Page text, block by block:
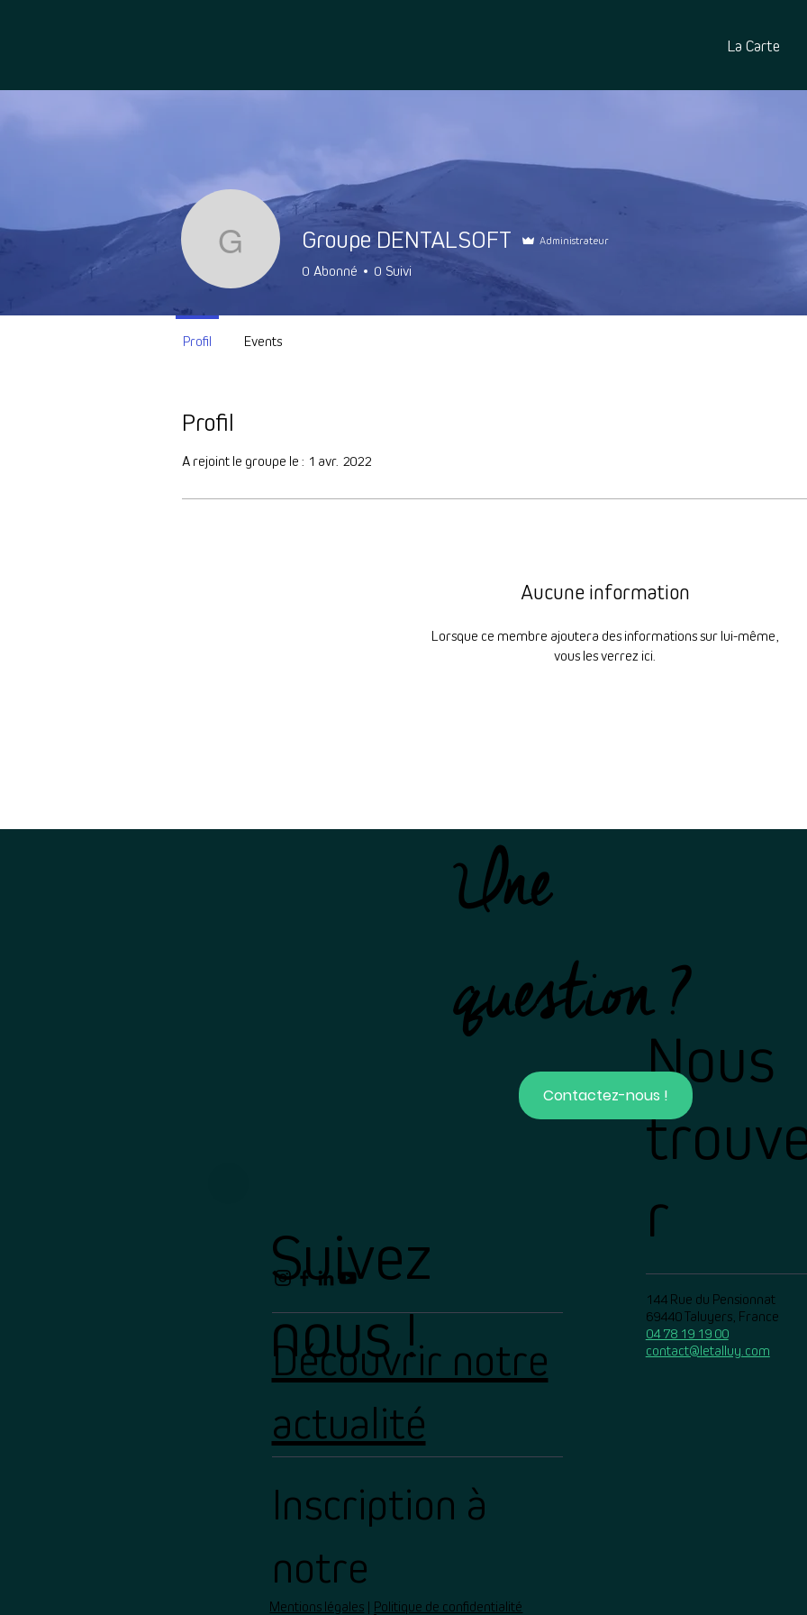
La Carte
Profil
A rejoint le groupe le : 1 avr. 2022
Aucune information
Lorsque ce membre ajoutera des informations sur lui-même,
vous les verrez ici.
Une
question ?
Découvrir notre
actualité
Inscription à
notre
Suivez
nous !
Nous
r
144 Rue du Pensionnat
69440 Taluyers, France
04 78 19 19 00
contact@letalluy.com
Mentions légales | Politique de confidentialité
Contactez-nous !
Groupe DENTALSOFT
Groupe DENTALSOFT Administrateur
0 Abonné 0 Suivi
Profil Events